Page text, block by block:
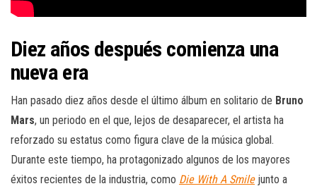
Diez años después comienza una
nueva era
Han pasado diez años desde el último álbum en solitario de Bruno
Mars, un periodo en el que, lejos de desaparecer, el artista ha
reforzado su estatus como figura clave de la música global.
Durante este tiempo, ha protagonizado algunos de los mayores
éxitos recientes de la industria, como Die With A Smile junto a